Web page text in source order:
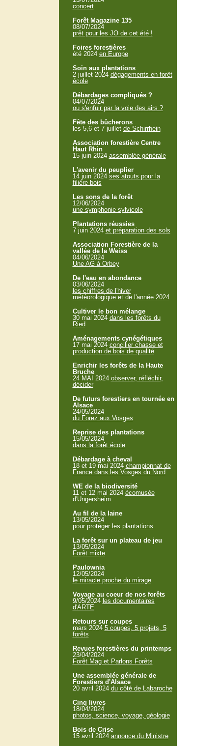
concert
Forêt Magazine 135
08/07/2024
prêt pour les JO de cet été !
Foires forestières
été 2024 en Europe
Soin aux plantations
2 juillet 2024 dégagements en forêt
école
Débardages compliqués ?
04/07/2024
ou s'enfuir par la voie des airs ?
Fête des bûcherons
les 5,6 et 7 juillet de Schirrhein
Association forestière Centre
Haut Rhin
15 juin 2024 assemblée générale
L'avenir du peuplier
14 juin 2024 ses atouts pour la
filière bois
Les sons de la forêt
12/06/2024
une symphonie sylvicole
Plantations réussies
7 juin 2024 et préparation des sols
Association Forestière de la
vallée de la Weiss
04/06/2024
Une AG à Orbey
De l'eau en abondance
03/06/2024
les chiffres de l'hiver
météorologique et de l'année 2024
Cultiver le bon mélange
30 mai 2024 dans les forêts du
Ried
Aménagements cynégétiques
17 mai 2024 concilier chasse et
production de bois de qualité
Enrichir les forêts de la Haute
Bruche
24 MAI 2024 observer, réfléchir,
décider
De futurs forestiers en tournée en
Alsace
24/05/2024
du Forez aux Vosges
Reprise des plantations
15/05/2024
dans la forêt école
Débardage à cheval
18 et 19 mai 2024 championnat de
France dans les Vosges du Nord
WE de la biodiversité
11 et 12 mai 2024 écomusée
d'Ungersheim
Au fil de la laine
13/05/2024
pour protéger les plantations
La forêt sur un plateau de jeu
13/05/2024
Forêt mixte
Paulownia
12/05/2024
le miracle proche du mirage
Voyage au coeur de nos forêts
9/05/2024 les documentaires
d'ARTE
Retours sur coupes
mars 2024 5 coupes, 5 projets, 5
forêts
Revues forestières du printemps
23/04/2024
Forêt Mag et Parlons Forêts
Une assemblée générale de
Forestiers d'Alsace
20 avril 2024 du côté de Labaroche
Cinq livres
18/04/2024
photos, science, voyage, géologie
Bois de Crise
15 avril 2024 annonce du Ministre